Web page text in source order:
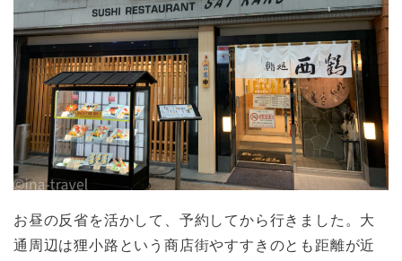
お昼の反省を活かして、予約してから行きました。大
通周辺は狸小路という商店街やすすきのとも距離が近